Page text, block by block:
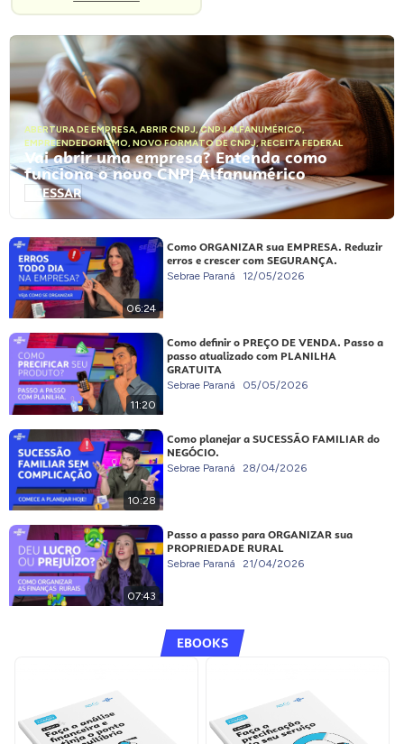
ABERTURA DE EMPRESA, ABRIR CNPJ,CNPJ ALFANUMÉRICO,
EMPREENDEDORISMO, NOVO FORMATO DE CNPJ,RECEITA FEDERAL
Vai abrir uma empresa? Entenda como
funciona o novo CNPJ Alfanumérico
ACESSAR
06:24
Como ORGANIZAR sua EMPRESA. Reduzir
erros e crescer com SEGURANÇA.
Sebrae Paraná 12/05/2026
11:20
Como definir o PREÇO DE VENDA. Passo a
passo atualizado com PLANILHA
GRATUITA
Sebrae Paraná 05/05/2026
10:28
Como planejar a SUCESSÃO FAMILIAR do
NEGÓCIO.
Sebrae Paraná 28/04/2026
07:43
Passo a passo para ORGANIZAR sua
PROPRIEDADE RURAL
Sebrae Paraná 21/04/2026
EBOOKS